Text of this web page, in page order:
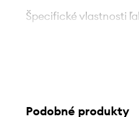
Špecifické vlastnosti
Ľahké syntetické
Podobné produkty